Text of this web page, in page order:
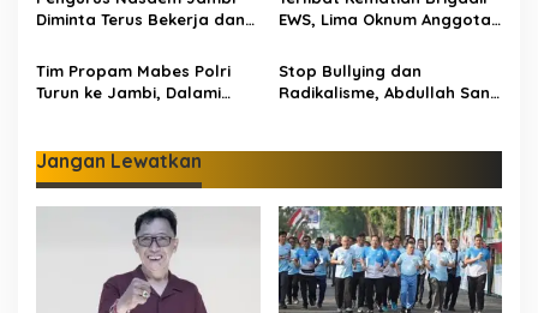
Jambi
Lakukan Pemadaman
Diminta Terus Bekerja dan
Suara di Pemilu 2029
EWS, Lima Oknum Anggota
Tim Propam Mabes Polri
Turun ke Jambi, Dalami
Stop Bullying dan
Radikalisme, Abdullah Sani
Jangan Lewatkan